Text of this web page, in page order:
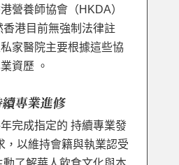
營養師協會（HKDA）
香港目前無強制法律註
家醫院主要根據這些協
資歷 。
專業進修
完成指定的 持續專業發
，以維持會籍與執業認受